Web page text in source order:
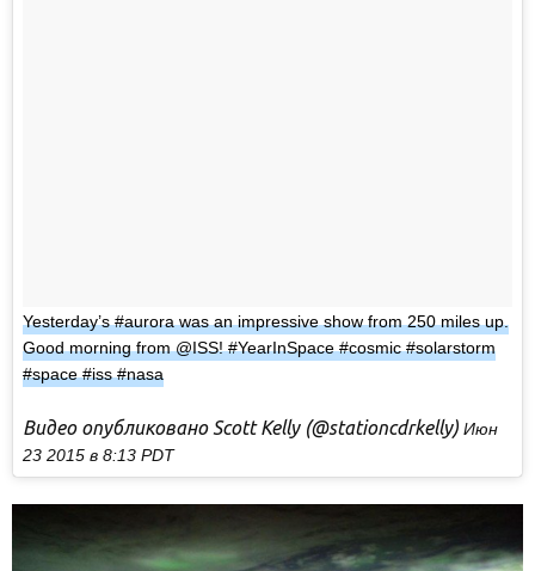
Yesterday’s #aurora was an impressive show from 250 miles up.
Good morning from @ISS! #YearInSpace #cosmic #solarstorm
#space #iss #nasa
Видео опубликовано Scott Kelly (@stationcdrkelly) Июн
23 2015 в 8:13 PDT